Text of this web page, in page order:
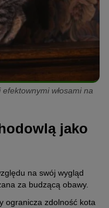
włosami na
jako
na swój wygląd
za budzącą obawy.
ogranicza zdolność kota